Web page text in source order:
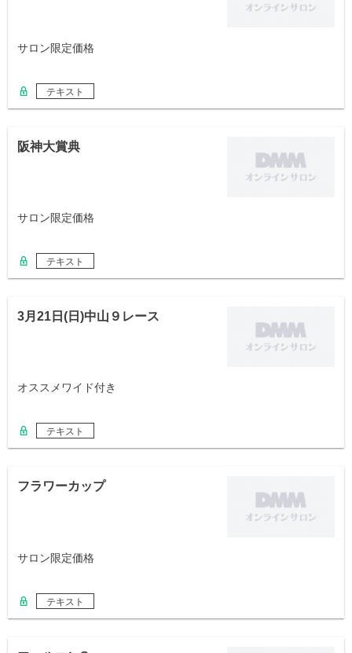
サロン限定価格
テキスト
阪神大賞典
サロン限定価格
テキスト
3月21日(日)中山９レース
オススメワイド付き
テキスト
フラワーカップ
サロン限定価格
テキスト